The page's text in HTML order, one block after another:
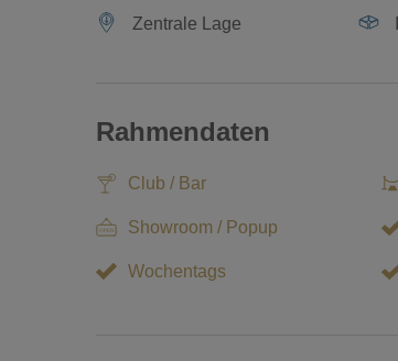
Zentrale Lage
Rahmendaten
Club / Bar
Showroom / Popup
Wochentags